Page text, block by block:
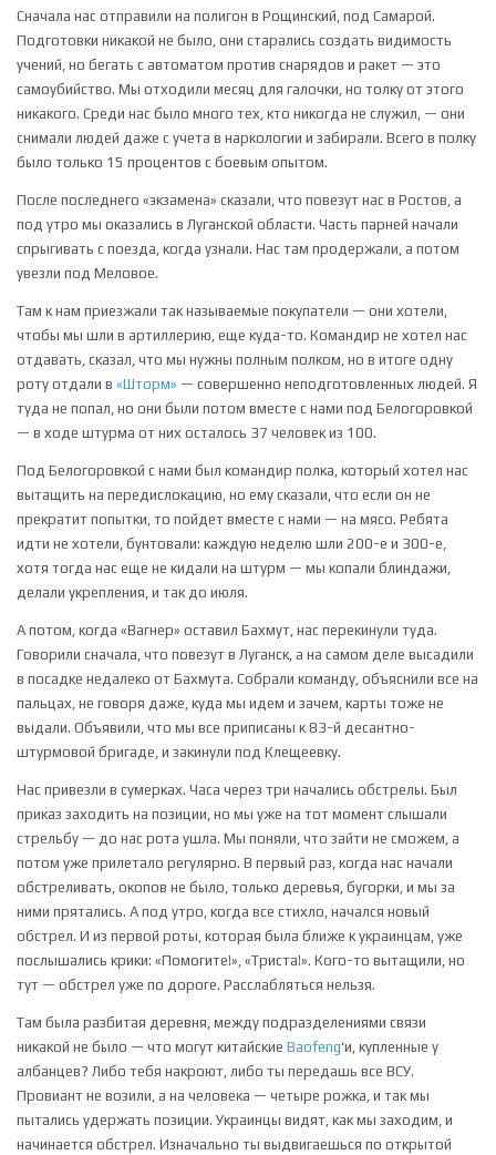
Сначала нас отправили на полигон в Рощинский, под Самарой.
Подготовки никакой не было, они старались создать видимость
учений, но бегать с автоматом против снарядов и ракет — это
самоубийство. Мы отходили месяц для галочки, но толку от этого
никакого. Среди нас было много тех, кто никогда не служил, — они
снимали людей даже с учета в наркологии и забирали. Всего в полку
было только 15 процентов с боевым опытом.
После последнего «экзамена» сказали, что повезут нас в Ростов, а
под утро мы оказались в Луганской области. Часть парней начали
спрыгивать с поезда, когда узнали. Нас там продержали, а потом
увезли под Меловое.
Там к нам приезжали так называемые покупатели — они хотели,
чтобы мы шли в артиллерию, еще куда-то. Командир не хотел нас
отдавать, сказал, что мы нужны полным полком, но в итоге одну
роту отдали в «Шторм» — совершенно неподготовленных людей. Я
туда не попал, но они были потом вместе с нами под Белогоровкой
— в ходе штурма от них осталось 37 человек из 100.
Под Белогоровкой с нами был командир полка, который хотел нас
вытащить на передислокацию, но ему сказали, что если он не
прекратит попытки, то пойдет вместе с нами — на мясо. Ребята
идти не хотели, бунтовали: каждую неделю шли 200-е и 300-е,
хотя тогда нас еще не кидали на штурм — мы копали блиндажи,
делали укрепления, и так до июля.
А потом, когда «Вагнер» оставил Бахмут, нас перекинули туда.
Говорили сначала, что повезут в Луганск, а на самом деле высадили
в посадке недалеко от Бахмута. Собрали команду, объяснили все на
пальцах, не говоря даже, куда мы идем и зачем, карты тоже не
выдали. Объявили, что мы все приписаны к 83-й десантно-
штурмовой бригаде, и закинули под Клещеевку.
Нас привезли в сумерках. Часа через три начались обстрелы. Был
приказ заходить на позиции, но мы уже на тот момент слышали
стрельбу — до нас рота ушла. Мы поняли, что зайти не сможем, а
потом уже прилетало регулярно. В первый раз, когда нас начали
обстреливать, окопов не было, только деревья, бугорки, и мы за
ними прятались. А под утро, когда все стихло, начался новый
обстрел. И из первой роты, которая была ближе к украинцам, уже
послышались крики: «Помогите!», «Триста!». Кого-то вытащили, но
тут — обстрел уже по дороге. Расслабляться нельзя.
Там была разбитая деревня, между подразделениями связи
никакой не было — что могут китайские Baofeng‘и, купленные у
албанцев? Либо тебя накроют, либо ты передашь все ВСУ.
Провиант не возили, а на человека — четыре рожка, и так мы
пытались удержать позиции. Украинцы видят, как мы заходим, и
начинается обстрел. Изначально ты выдвигаешься по открытой